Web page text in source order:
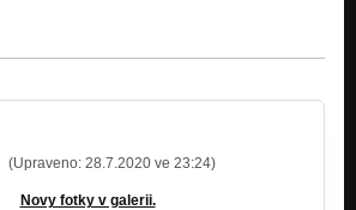
(Upraveno: 28.7.2020 ve 23:24)
Novy fotky v galerii.